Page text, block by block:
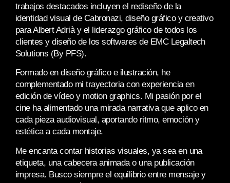
trabajos destacados incluyen el rediseño de la
identidad visual de Cabronazi, diseño gráfico y creativo
para Albert Adrià y el liderazgo gráfico de todos los
clientes y diseño de los softwares de EMC Legaltech
Solutions (By PFS).
Formado en diseño gráfico e ilustración, he
complementado mi trayectoria con experiencia en
edición de vídeo y motion graphics. Mi pasión por el
cine ha alimentado una mirada narrativa que aplico en
cada pieza audiovisual, aportando ritmo, emoción y
estética a cada montaje.
Me encanta contar historias visuales, ya sea en una
etiqueta, una cabecera animada o una publicación
impresa. Busco siempre el equilibrio entre mensaje y